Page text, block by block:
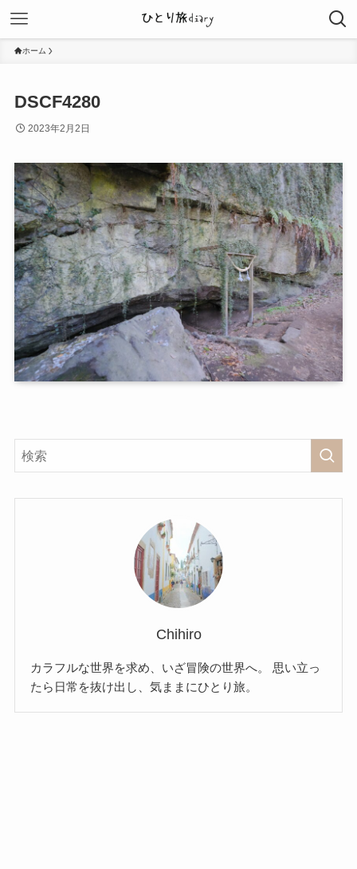
ホーム
DSCF4280
2023年2月2日
Chihiro
カラフルな世界を求め、いざ冒険の世界へ。 思い立っ
たら日常を抜け出し、気ままにひとり旅。